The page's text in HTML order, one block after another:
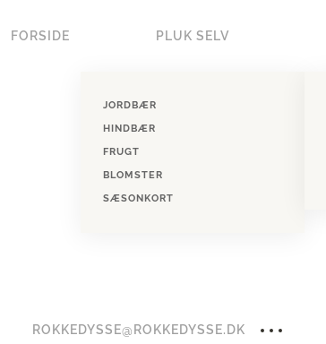
Skip to main content
FORSIDE PLUK SELV
JORDBÆR
HINDBÆR
FRUGT
BLOMSTER
SÆSONKORT
ROKKEDYSSE@ROKKEDYSSE.DK